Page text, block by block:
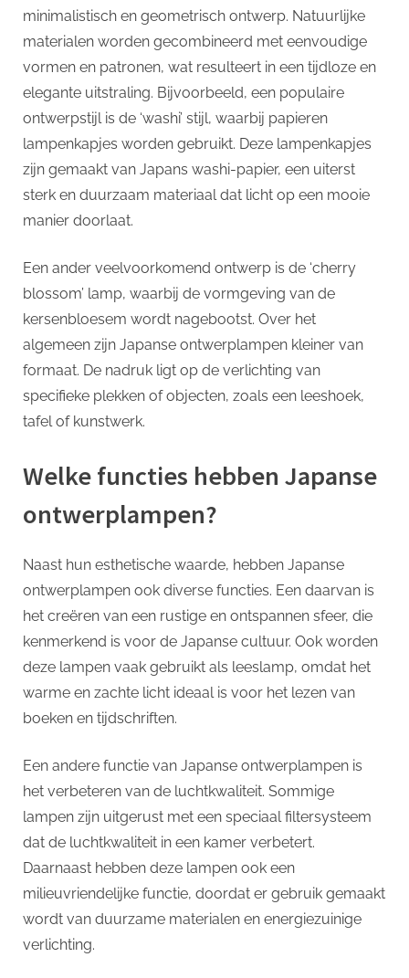
minimalistisch en geometrisch ontwerp. Natuurlijke
materialen worden gecombineerd met eenvoudige
vormen en patronen, wat resulteert in een tijdloze en
elegante uitstraling. Bijvoorbeeld, een populaire
ontwerpstijl is de ‘washi’ stijl, waarbij papieren
lampenkapjes worden gebruikt. Deze lampenkapjes
zijn gemaakt van Japans washi-papier, een uiterst
sterk en duurzaam materiaal dat licht op een mooie
manier doorlaat.
Een ander veelvoorkomend ontwerp is de ‘cherry
blossom’ lamp, waarbij de vormgeving van de
kersenbloesem wordt nagebootst. Over het
algemeen zijn Japanse ontwerplampen kleiner van
formaat. De nadruk ligt op de verlichting van
specifieke plekken of objecten, zoals een leeshoek,
tafel of kunstwerk.
Welke functies hebben Japanse
ontwerplampen?
Naast hun esthetische waarde, hebben Japanse
ontwerplampen ook diverse functies. Een daarvan is
het creëren van een rustige en ontspannen sfeer, die
kenmerkend is voor de Japanse cultuur. Ook worden
deze lampen vaak gebruikt als leeslamp, omdat het
warme en zachte licht ideaal is voor het lezen van
boeken en tijdschriften.
Een andere functie van Japanse ontwerplampen is
het verbeteren van de luchtkwaliteit. Sommige
lampen zijn uitgerust met een speciaal filtersysteem
dat de luchtkwaliteit in een kamer verbetert.
Daarnaast hebben deze lampen ook een
milieuvriendelijke functie, doordat er gebruik gemaakt
wordt van duurzame materialen en energiezuinige
verlichting.